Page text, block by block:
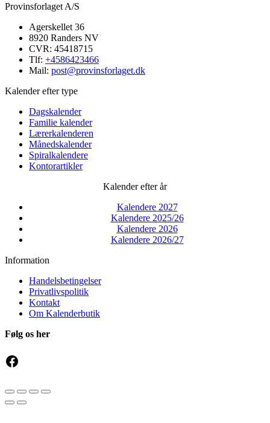
Provinsforlaget A/S
Agerskellet 36
8920 Randers NV
CVR: 45418715
Tlf: +4586423466
Mail: post@provinsforlaget.dk
Kalender efter type
Dagskalender
Familie kalender
Lærerkalenderen
Månedskalender
Spiralkalendere
Kontorartikler
Kalender efter år
Kalendere 2027
Kalendere 2025/26
Kalendere 2026
Kalendere 2026/27
Information
Handelsbetingelser
Privatlivspolitik
Kontakt
Om Kalenderbutik
Følg os her
Facebook